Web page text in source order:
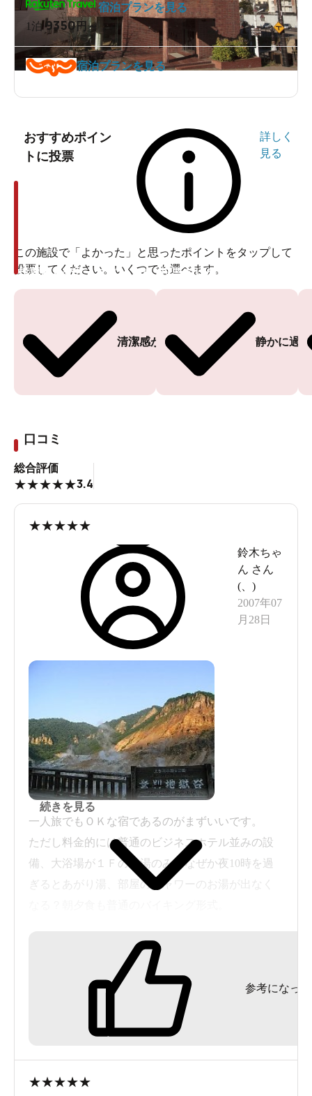
1泊9350円～
宿泊プランを見る
宿泊プランを見る
おすすめポイン
トに投票
詳しく
見る
この施設で「よかった」と思ったポイントをタップして
投票してください。いくつでも選べます。
清潔感がある
投票ありがとうございます
静かに過
投票ありがとうございます
口コミ
総合評価
★★★★★3.4
★★★★★
鈴木ちゃ
ん さん
(
)
2007年07
月28日
一人旅でもＯＫな宿であるのがまずいいです。
ただし料金的には普通のビジネスホテル並みの設
備、大浴場が１Ｆの内湯のみ、なぜか夜10時を過
ぎるとあがり湯、部屋のシャワーのお湯が出なく
ただし第一滝本館の温泉天国は出入り自由ですの
で、宿泊の上利用する分には非常に便利です。
付近にコンビニが２件、飲食店もそれなりにあり
続きを見る
参考になった
★★★★★